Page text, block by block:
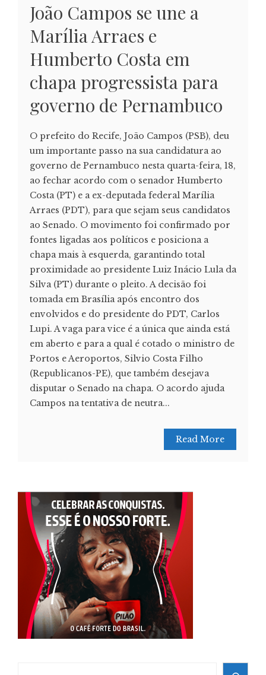
João Campos se une a
Marília Arraes e
Humberto Costa em
chapa progressista para
governo de Pernambuco
O prefeito do Recife, João Campos (PSB), deu
um importante passo na sua candidatura ao
governo de Pernambuco nesta quarta-feira, 18,
ao fechar acordo com o senador Humberto
Costa (PT) e a ex-deputada federal Marília
Arraes (PDT), para que sejam seus candidatos
ao Senado. O movimento foi confirmado por
fontes ligadas aos políticos e posiciona a
chapa mais à esquerda, garantindo total
proximidade ao presidente Luiz Inácio Lula da
Silva (PT) durante o pleito. A decisão foi
tomada em Brasília após encontro dos
envolvidos e do presidente do PDT, Carlos
Lupi. A vaga para vice é a única que ainda está
em aberto e para a qual é cotado o ministro de
Portos e Aeroportos, Silvio Costa Filho
(Republicanos-PE), que também desejava
disputar o Senado na chapa. O acordo ajuda
Campos na tentativa de neutra...
Read More